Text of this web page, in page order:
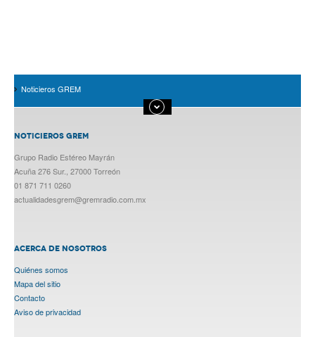
Noticieros GREM
NOTICIEROS GREM
Grupo Radio Estéreo Mayrán
Acuña 276 Sur., 27000 Torreón
01 871 711 0260
actualidadesgrem@gremradio.com.mx
ACERCA DE NOSOTROS
Quiénes somos
Mapa del sitio
Contacto
Aviso de privacidad